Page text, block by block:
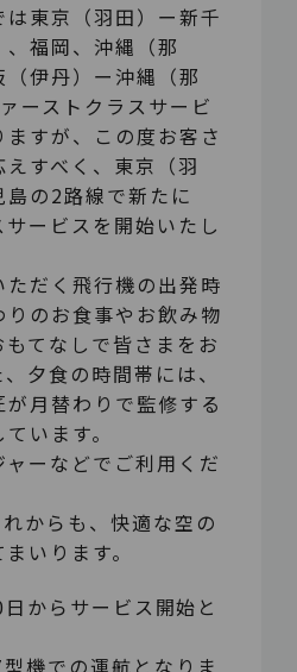
東京（羽田）ー新千
福岡、沖縄（那
伊丹）ー沖縄（那
ーストクラスサービ
すが、この度お客さ
すべく、東京（羽
の2路線で新たに
ービスを開始いたし
だく飛行機の出発時
のお食事やお飲み物
てなしで皆さまをお
夕食の時間帯には、
月替わりで監修する
います。
ーなどでご利用くだ
からも、快適な空の
いります。
からサービス開始と
機での運航となりま